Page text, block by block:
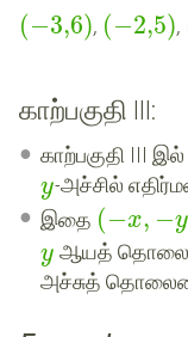
(−3,6), (−2,5),
காற்பகுதி III:
காற்பகுதி III
y-அச்சில்
இதை (−x, −y
y ஆயத்
அச்சுத்